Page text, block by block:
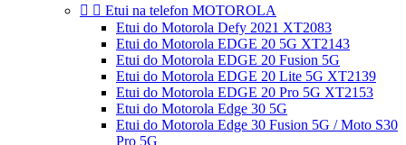
  Etui na telefon MOTOROLA
Etui do Motorola Defy 2021 XT2083
Etui do Motorola EDGE 20 5G XT2143
Etui do Motorola EDGE 20 Fusion 5G
Etui do Motorola EDGE 20 Lite 5G XT2139
Etui do Motorola EDGE 20 Pro 5G XT2153
Etui do Motorola Edge 30 5G
Etui do Motorola Edge 30 Fusion 5G / Moto S30
Pro 5G